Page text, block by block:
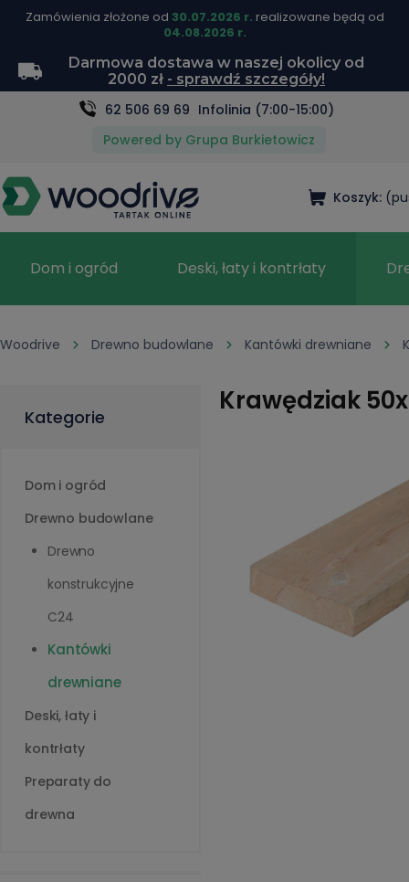
Zamówienia złożone od 30.07.2026 r. realizowane będą od
04.08.2026 r.
Darmowa dostawa w naszej okolicy od
2000 zł - sprawdź szczegóły!
62 506 69 69 Infolinia (7:00-15:00)
Powered by Grupa Burkietowicz
Koszyk:
Dom i ogród Deski, łaty i kontrłaty
Woodrive Drewno budowlane Kantówki drewniane
Kategorie
Dom i ogród
Drewno budowlane
Drewno
konstrukcyjne
C24
Kantówki
drewniane
Deski, łaty i
kontrłaty
Preparaty do
drewna
Krawędziak